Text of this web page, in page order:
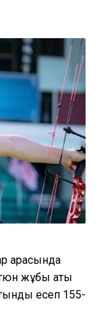
арасында
жұбы ақтық
есеп 155-